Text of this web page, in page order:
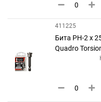
411225
Бита РH-2 х
Quadro